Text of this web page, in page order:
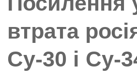
втрата
Су-30 і Су-